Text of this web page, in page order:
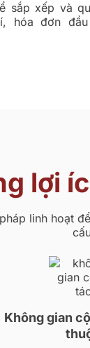
sắp xếp và
hóa đơn
lợi
linh hoạt
Không gian